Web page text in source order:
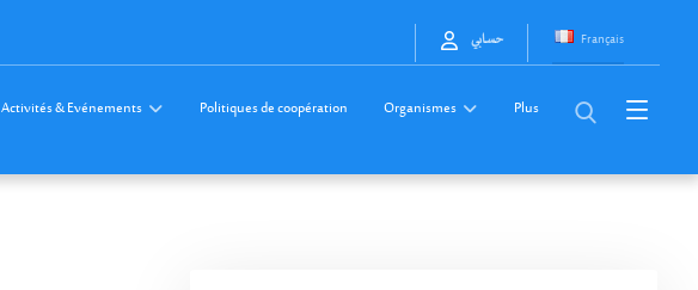
Français حسابي
Activités & Evénements Politiques de coopération Organismes Plus